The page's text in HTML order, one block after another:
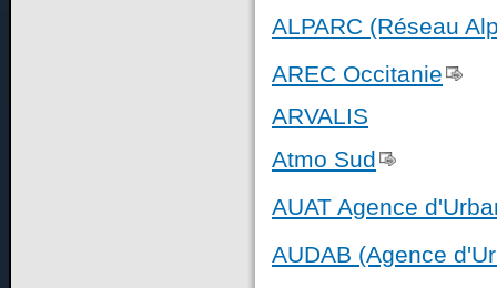
ALPARC (Réseau
AREC Occitanie
ARVALIS
Atmo Sud
AUAT Agence
AUDAB (Agence